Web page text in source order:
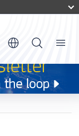
Menu